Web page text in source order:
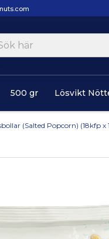
500 gr Lösvikt
(Salted Popcorn) (18kfp x